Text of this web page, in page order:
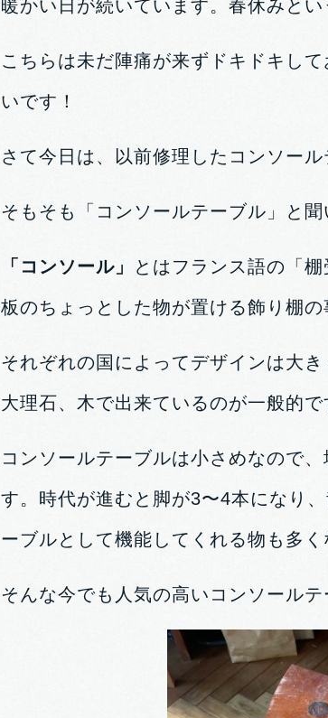
暖かい日が続いています。春休みと
こちらは未だ陣痛が来ずドキドキし
いです！
さて今日は、以前修理したコンソー
そもそも「コンソールテーブル」と
「コンソール」 とはフランス語の「
板のちょっとした物が置ける飾り棚の
それぞれの国によってデザインは大
大理石、木で出来ているのが一般的で
コンソールテーブルは小さめなので
す。時代が進むと脚が3〜4本になり
ーブルとして機能してくれる物も多く
そんな今でも人気の高いコンソール